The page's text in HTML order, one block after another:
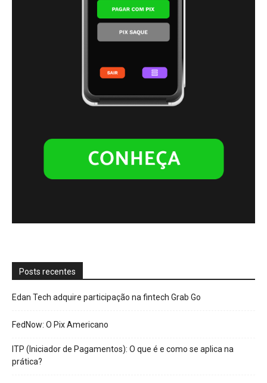
Posts recentes
Edan Tech adquire participação na fintech Grab Go
FedNow: O Pix Americano
ITP (Iniciador de Pagamentos): O que é e como se aplica na
prática?